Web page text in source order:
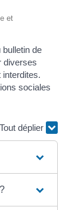
et
de
diverses
sociales
Tout déplier